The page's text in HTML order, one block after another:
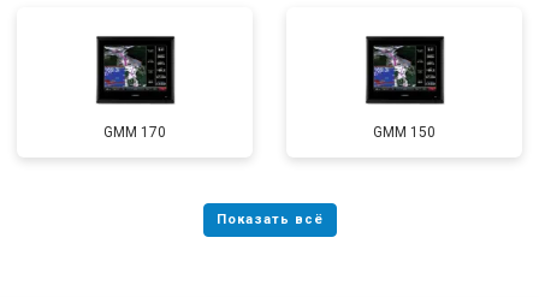
GMM 170 GMM 150